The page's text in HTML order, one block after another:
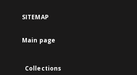
SITEMAP
Main page
Collections